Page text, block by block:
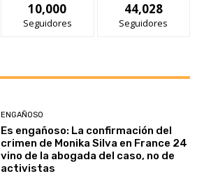
10,000
Seguidores
44,028
Seguidores
ENGAÑOSO
Es engañoso: La confirmación del
crimen de Monika Silva en France 24
vino de la abogada del caso, no de
activistas